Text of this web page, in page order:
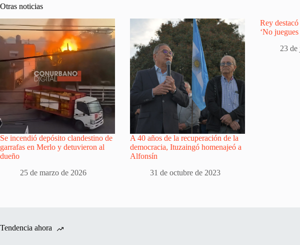
Otras noticias
Se incendió depósito clandestino de
garrafas en Merlo y detuvieron al
dueño
25 de marzo de 2026
A 40 años de la recuperación de la
democracia, Ituzaingó homenajeó a
Alfonsín
31 de octubre de 2023
Rey
‘No
23
Tendencia ahora